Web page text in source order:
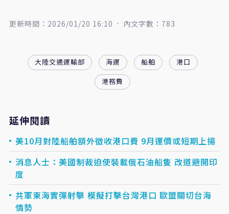
更新時間：2026/01/20 16:10 內文字數：783
大陸交通運輸部 海運 船舶
港口
港務費
延伸閱讀
美10月對陸船舶額外徵收港口費 9月運價或短期上揚
消息人士：美國制裁迫使裝載俄石油船隻 改道避開印
度
共軍東海實彈射擊 模擬打擊台灣港口 歐盟關切台海
情勢